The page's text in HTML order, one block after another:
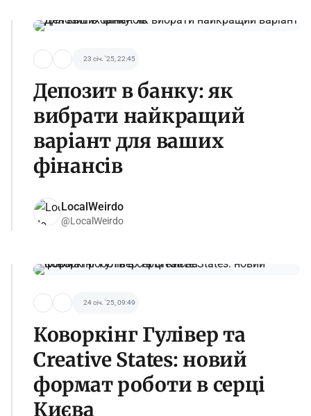
23 січ. '25, 22:45
Депозит в банку: як
вибрати найкращий
варіант для ваших
фінансів
LocalWeirdo
@LocalWeirdo
24 січ. '25, 09:49
Коворкінг Гулівер та
Creative States: новий
формат роботи в серці
Києва